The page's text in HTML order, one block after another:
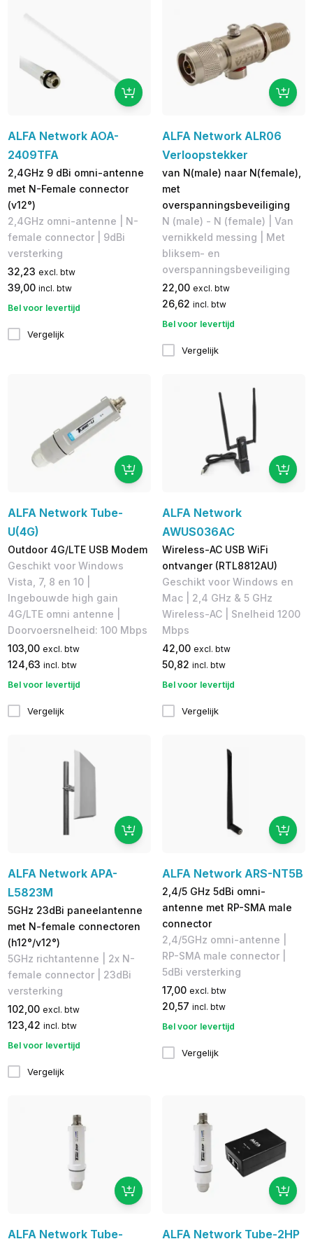
ALFA Network AOA-
2409TFA
2,4GHz 9 dBi omni-antenne
met N-Female connector
(v12°)
2,4GHz omni-antenne | N-
female connector | 9dBi
versterking
32,23 excl. btw
39,00 incl. btw
Bel voor levertijd
Vergelijk
ALFA Network ALR06
Verloopstekker
van N(male) naar N(female),
met
overspanningsbeveiliging
N (male) - N (female) | Van
vernikkeld messing | Met
bliksem- en
overspanningsbeveiliging
22,00 excl. btw
26,62 incl. btw
Bel voor levertijd
Vergelijk
ALFA Network Tube-
U(4G)
Outdoor 4G/LTE USB Modem
Geschikt voor Windows
Vista, 7, 8 en 10 |
Ingebouwde high gain
4G/LTE omni antenne |
Doorvoersnelheid: 100 Mbps
103,00 excl. btw
124,63 incl. btw
Bel voor levertijd
Vergelijk
ALFA Network
AWUS036AC
Wireless-AC USB WiFi
ontvanger (RTL8812AU)
Geschikt voor Windows en
Mac | 2,4 GHz & 5 GHz
Wireless-AC | Snelheid 1200
Mbps
42,00 excl. btw
50,82 incl. btw
Bel voor levertijd
Vergelijk
ALFA Network APA-
L5823M
5GHz 23dBi paneelantenne
met N-female connectoren
(h12°/v12°)
5GHz richtantenne | 2x N-
female connector | 23dBi
versterking
102,00 excl. btw
123,42 incl. btw
Bel voor levertijd
Vergelijk
ALFA Network ARS-NT5B
2,4/5 GHz 5dBi omni-
antenne met RP-SMA male
connector
2,4/5GHz omni-antenne |
RP-SMA male connector |
5dBi versterking
17,00 excl. btw
20,57 incl. btw
Bel voor levertijd
Vergelijk
ALFA Network Tube-
ALFA Network Tube-2HP